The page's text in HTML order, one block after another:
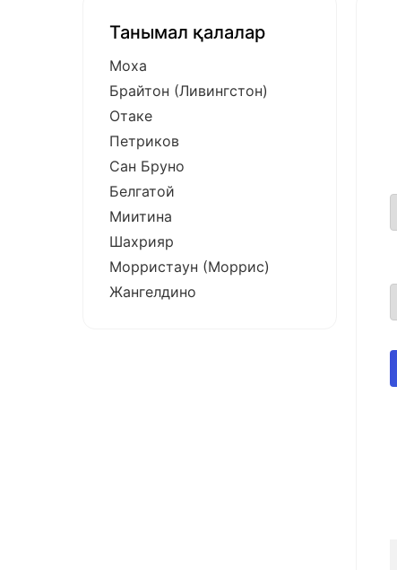
Танымал қалалар
Моха
Брайтон (Ливингстон)
Отаке
Петриков
Сан Бруно
Белгатой
Миитина
Шахрияр
Морристаун (Моррис)
Жангелдино